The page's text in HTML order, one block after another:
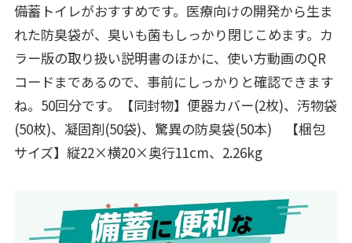
備蓄トイレがおすすめです。医療向けの開発から生ま
れた防臭袋が、臭いも菌もしっかり閉じこめます。カ
ラー版の取り扱い説明書のほかに、使い方動画のQR
コードまであるので、事前にしっかりと確認できます
ね。50回分です。【同封物】便器カバー(2枚)、汚物袋
(50枚)、凝固剤(50袋)、驚異の防臭袋(50本) ‎【梱包
サイズ】縦22×横20×奥行11cm、2.26kg